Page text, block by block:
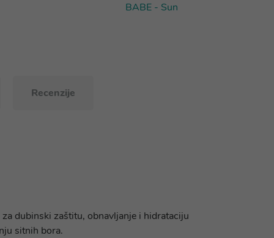
BABE - Sun
Recenzije
dubinski zaštitu, obnavljanje i hidrataciju
sitnih bora.